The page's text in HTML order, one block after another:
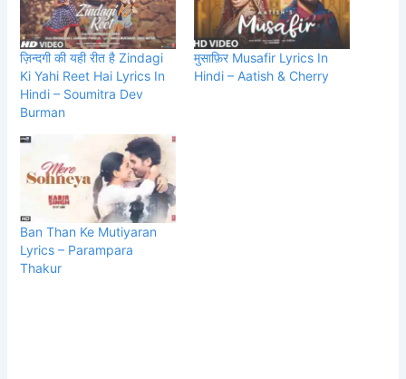
ज़िन्दगी की यही रीत है Zindagi
Ki Yahi Reet Hai Lyrics In
Hindi – Soumitra Dev
Burman
मुसाफ़िर Musafir Lyrics In
Hindi – Aatish & Cherry
Ban Than Ke Mutiyaran
Lyrics – Parampara
Thakur